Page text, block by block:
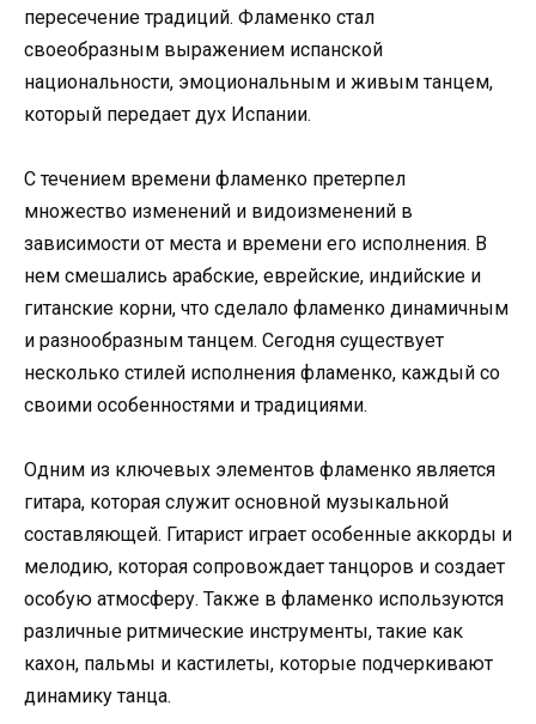
пересечение традиций. Фламенко стал
своеобразным выражением испанской
национальности, эмоциональным и живым танцем,
который передает дух Испании.
С течением времени фламенко претерпел
множество изменений и видоизменений в
зависимости от места и времени его исполнения. В
нем смешались арабские, еврейские, индийские и
гитанские корни, что сделало фламенко динамичным
и разнообразным танцем. Сегодня существует
несколько стилей исполнения фламенко, каждый со
своими особенностями и традициями.
Одним из ключевых элементов фламенко является
гитара, которая служит основной музыкальной
составляющей. Гитарист играет особенные аккорды и
мелодию, которая сопровождает танцоров и создает
особую атмосферу. Также в фламенко используются
различные ритмические инструменты, такие как
кахон, пальмы и кастилеты, которые подчеркивают
динамику танца.